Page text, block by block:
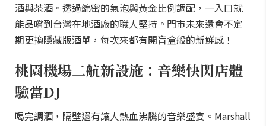
酒與茶酒。透過綿密的氣泡與黃金比例調配，一入口就
能品嚐到台灣在地酒廠的職人堅持。門市未來還會不定
期更換隱藏版酒單，每次來都有開盲盒般的新鮮感！
桃園機場二航新設施：音樂快閃店體
驗當DJ
喝完調酒，隔壁還有讓人熱血沸騰的音樂盛宴。Marshall